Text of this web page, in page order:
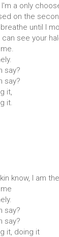
a only
on the
until I
see your
say?
say?
it,
it.
know, I am
say?
say?
it, doing it